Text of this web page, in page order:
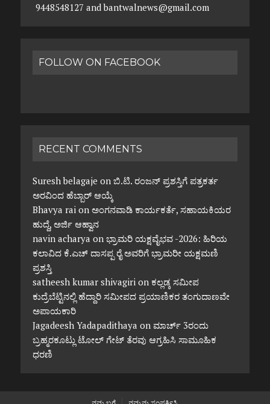
9448548127 and bantwalnews@gmail.com
FOLLOW ON FACEBOOK
RECENT COMMENTS
Suresh belagaje on ಬಿ.ಟಿ. ರಂಜನ್ ಪ್ರಶಸ್ತಿಗೆ ಪತ್ರಕರ್ತ
ಅರವಿಂದ ಹೆಬ್ಬಾರ್ ಆಯ್ಕೆ
Bhavya raion ಅಂಗನವಾಡಿ ಕಾರ್ಯಕರ್ತೆ, ಸಹಾಯಕಿಯರ
ಹುದ್ದೆ, ಅರ್ಜಿ ಆಹ್ವಾನ
navin acharya on ಭ್ರಾಮರಿ ಯಕ್ಷವೈಭವ -2026: ಹಿರಿಯ
ಕಲಾವಿದ ಕೆ.ಎಚ್ ದಾಸಪ್ಪ ರೈ ಅವರಿಗೆ ಭ್ರಾಮರೀ ಯಕ್ಷಮಣಿ
ಪ್ರಶಸ್ತಿ
satheesh kumar shivagirion ಕಲ್ಲಡ್ಕ ಸಮೀಪ
ಕುದ್ರೆಬೆಟ್ಟಿನಲ್ಲಿ ಹೆದ್ದಾರಿ ಸಮೀಪದ ಪ್ರಯಾಣಿಕರ ತಂಗುದಾಣವೇ
ಅಪಾಯಕಾರಿ
Jagadeesh Yadapadithaya on ಮಾರ್ಚ್ 3ರಂದು
ಬ್ರಹ್ಮರಕೂಟ್ಲು ಟೋಲ್ ಗೇಟ್ ತೆರವು ಆಗ್ರಹಿಸಿ ಸಾಮೂಹಿಕ
ಧರಣಿ